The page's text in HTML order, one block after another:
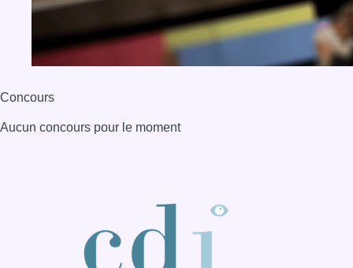
Concours
Aucun concours pour le moment